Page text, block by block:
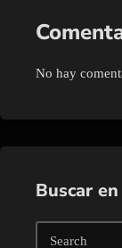
No hay
Buscar
Search